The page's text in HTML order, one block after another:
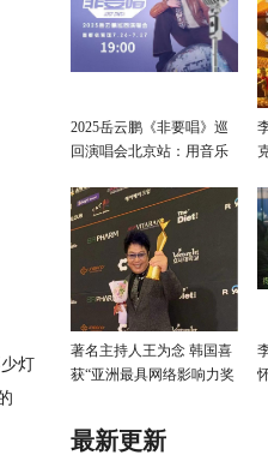
灯
2025岳云鹏《非要唱》巡
回演唱会北京站：用音乐
著名主持人王为念 韩国喜
获“亚洲最具网络影响力奖
最新更新